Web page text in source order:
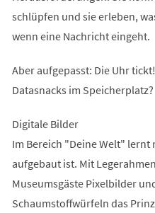
schlüpfen und sie erleben,
wenn eine Nachricht eingeht.
Aber aufgepasst: Die Uhr
Datasnacks im Speicherplatz?
Digitale Bilder
Im Bereich "Deine Welt" lernt
aufgebaut ist. Mit
Museumsgäste Pixelbilder
Schaumstoffwürfeln das